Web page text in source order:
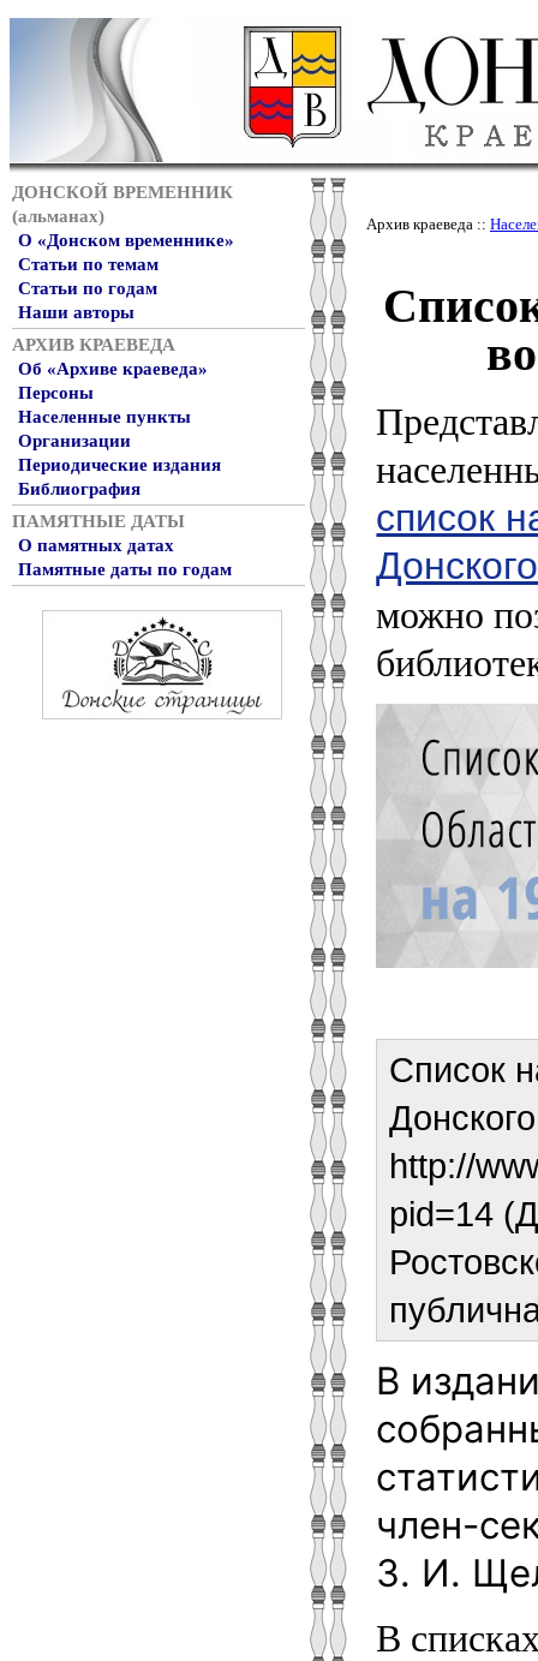
ДОНСКОЙ ВРЕМЕННИК
(альманах)
О «Донском временнике»
Статьи по темам
Статьи по годам
Наши авторы
АРХИВ КРАЕВЕДА
Об «Архиве краеведа»
Персоны
Населенные пункты
Организации
Периодические издания
Библиография
ПАМЯТНЫЕ ДАТЫ
О памятных датах
Памятные даты по годам
Архив краеведа ::
список
можно
Список
http://
pid=14
В
член-
З. И.
В